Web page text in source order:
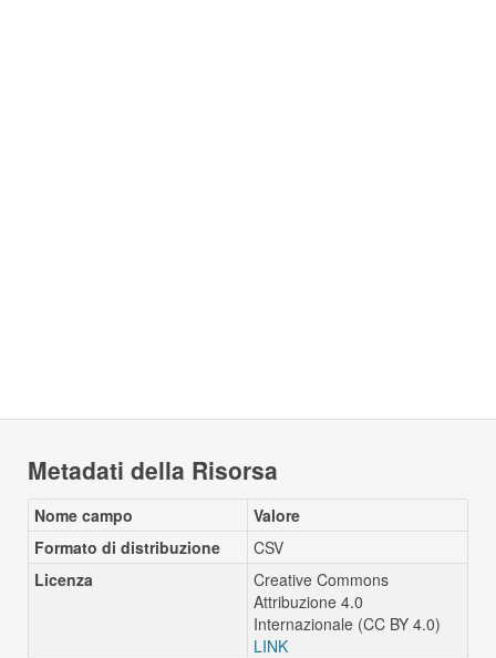
Metadati della Risorsa
Nome campo
Valore
Formato di distribuzione
CSV
Licenza
Creative Commons
Attribuzione 4.0
Internazionale (CC BY 4.0)
LINK